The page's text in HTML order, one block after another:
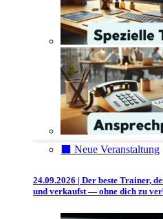
⬛️ Neue Veranstaltung
24.09.2026 | Der beste Trainer,
und verkaufst — ohne dich zu